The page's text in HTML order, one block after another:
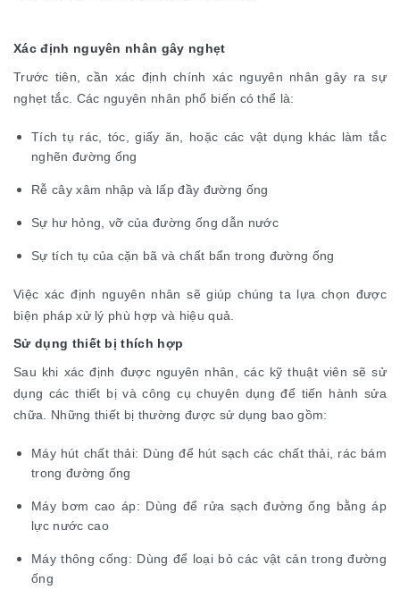
Xác định nguyên nhân gây nghẹt
Trước tiên, cần xác định chính xác nguyên nhân gây ra sự
nghẹt tắc. Các nguyên nhân phổ biến có thể là:
Tích tụ rác, tóc, giấy ăn, hoặc các vật dụng khác làm tắc
nghẽn đường ống
Rễ cây xâm nhập và lấp đầy đường ống
Sự hư hỏng, vỡ của đường ống dẫn nước
Sự tích tụ của cặn bã và chất bẩn trong đường ống
Việc xác định nguyên nhân sẽ giúp chúng ta lựa chọn được
biện pháp xử lý phù hợp và hiệu quả.
Sử dụng thiết bị thích hợp
Sau khi xác định được nguyên nhân, các kỹ thuật viên sẽ sử
dụng các thiết bị và công cụ chuyên dụng để tiến hành sửa
chữa. Những thiết bị thường được sử dụng bao gồm:
Máy hút chất thải: Dùng để hút sạch các chất thải, rác bám
trong đường ống
Máy bơm cao áp: Dùng để rửa sạch đường ống bằng áp
lực nước cao
Máy thông cống: Dùng để loại bỏ các vật cản trong đường
ống